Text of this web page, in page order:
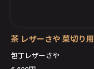
茶 レザーさや 菜切り用
包丁レザーさや